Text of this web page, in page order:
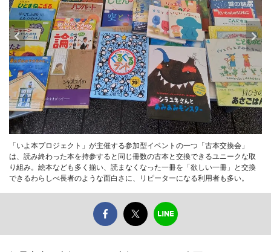
「いよ本プロジェクト」が主催する参加型イベントの一つ「古本交換会」
は、読み終わった本を持参すると同じ冊数の古本と交換できるユニークな取
り組み。絵本なども多く揃い、読まなくなった一冊を「欲しい一冊」と交換
できるわらしべ長者のような面白さに、リピーターになる利用者も多い。